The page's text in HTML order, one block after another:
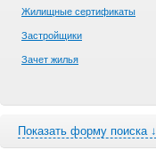
Жилищные сертификаты
Застройщики
Зачет жилья
Показать форму поиска ↓